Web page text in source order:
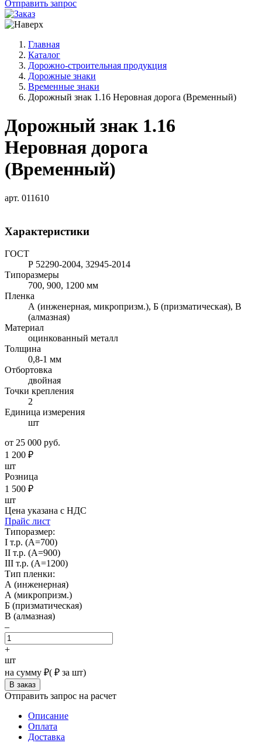
Отправить запрос
Главная
Каталог
Дорожно-строительная продукция
Дорожные знаки
Временные знаки
Дорожный знак 1.16 Неровная дорога (Временный)
Дорожный знак 1.16
Неровная дорога
(Временный)
арт. 011610
Характеристики
ГОСТ
Р 52290-2004, 32945-2014
Типоразмеры
700, 900, 1200 мм
Пленка
А (инженерная, микропризм.), Б (призматическая), В
(алмазная)
Материал
оцинкованный металл
Толщина
0,8-1 мм
Отбортовка
двойная
Точки крепления
2
Единица измерения
шт
от 25 000 руб.
1 200 ₽
шт
Розница
1 500 ₽
шт
Цена указана с НДС
Прайс лист
Типоразмер:
I т.р. (А=700)
II т.р. (А=900)
III т.р. (А=1200)
Тип пленки:
А (инженерная)
А (микропризм.)
Б (призматическая)
В (алмазная)
–
+
шт
на сумму ₽( ₽ за шт)
Отправить запрос на расчет
Описание
Оплата
Доставка